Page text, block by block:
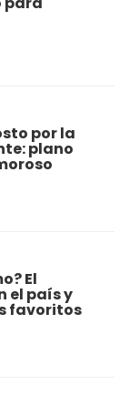
por la
plano
El
el país y
favoritos